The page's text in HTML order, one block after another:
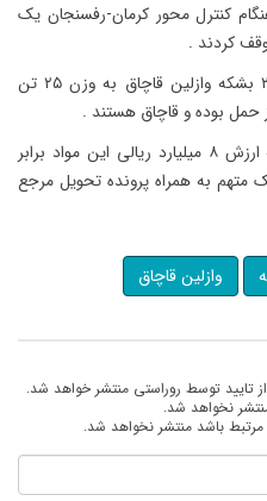
کنترل محور کرمان-رفسنجان یک
کردند .
وی افزود : در بازرسی از این تریلر ۲۲ بشکه وازلین قاچاق به وزن ۲۵ تن
بوده و قاچاق هستند .
فرمانده انتظامی رفسنجان با اشاره به ارزش ۸ میلیارد ریالی این مواد برابر
متهم به همراه پرونده تحویل مرجع
وازلین قاچاق
تایید توسط روراستی منتشر خواهد شد.
نخواهد شد.
مرتبط باشد منتشر نخواهد شد.